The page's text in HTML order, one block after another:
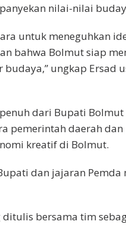
nilai-nilai
untuk meneguhkan
bahwa Bolmut siap
ungkap Ersad
dari Bupati
pemerintah daerah
kreatif di Bolmut.
dan jajaran Pemda
bersama tim